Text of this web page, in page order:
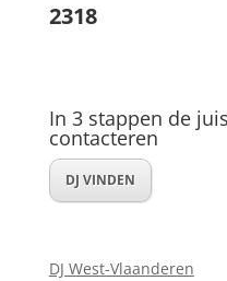
2318
In 3 stappen de
contacteren
DJ VINDEN
DJ West-Vlaanderen